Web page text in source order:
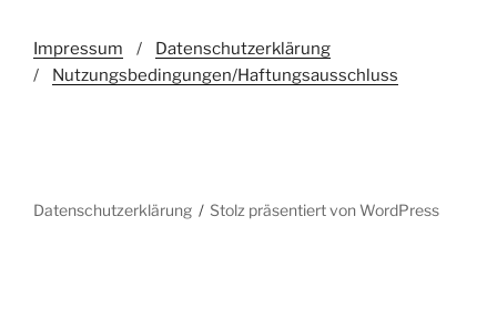
Impressum / Datenschutzerklärung
/ Nutzungsbedingungen/Haftungsausschluss
Datenschutzerklärung Stolz präsentiert von WordPress